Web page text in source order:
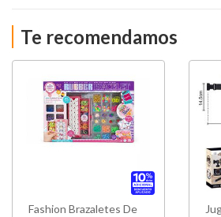
Te recomendamos
Fashion Brazaletes De